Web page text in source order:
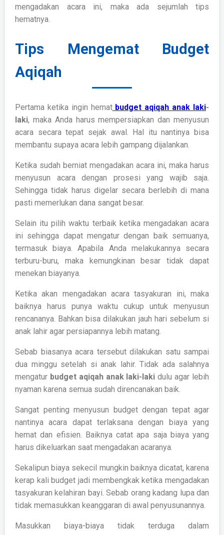
mengadakan acara ini, maka ada sejumlah tips
hematnya.
Tips Mengemat Budget
Aqiqah
Pertama ketika ingin hematbudget aqiqah anak laki-
laki, maka Anda harus mempersiapkan dan menyusun
acara secara tepat sejak awal. Hal itu nantinya bisa
membantu supaya acara lebih gampang dijalankan.
Ketika sudah berniat mengadakan acara ini, maka harus
menyusun acara dengan prosesi yang wajib saja.
Sehingga tidak harus digelar secara berlebih di mana
pasti memerlukan dana sangat besar.
Selain itu pilih waktu terbaik ketika mengadakan acara
ini sehingga dapat mengatur dengan baik semuanya,
termasuk biaya. Apabila Anda melakukannya secara
terburu-buru, maka kemungkinan besar tidak dapat
menekan biayanya.
Ketika akan mengadakan acara tasyakuran ini, maka
baiknya harus punya waktu cukup untuk menyusun
rencananya. Bahkan bisa dilakukan jauh hari sebelum si
anak lahir agar persiapannya lebih matang.
Sebab biasanya acara tersebut dilakukan satu sampai
dua minggu setelah si anak lahir. Tidak ada salahnya
mengatur budget aqiqah anak laki-laki dulu agar lebih
nyaman karena semua sudah direncanakan baik.
Sangat penting menyusun budget dengan tepat agar
nantinya acara dapat terlaksana dengan biaya yang
hemat dan efisien. Baiknya catat apa saja biaya yang
harus dikeluarkan saat mengadakan acaranya.
Sekalipun biaya sekecil mungkin baiknya dicatat, karena
kerap kali budget jadi membengkak ketika mengadakan
tasyakuran kelahiran bayi. Sebab orang kadang lupa dan
tidak memasukkan keanggaran di awal penyusunannya.
Masukkan biaya-biaya tidak terduga dalam